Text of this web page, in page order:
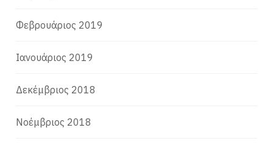
Φεβρουάριος 2019
Ιανουάριος 2019
Δεκέμβριος 2018
Νοέμβριος 2018